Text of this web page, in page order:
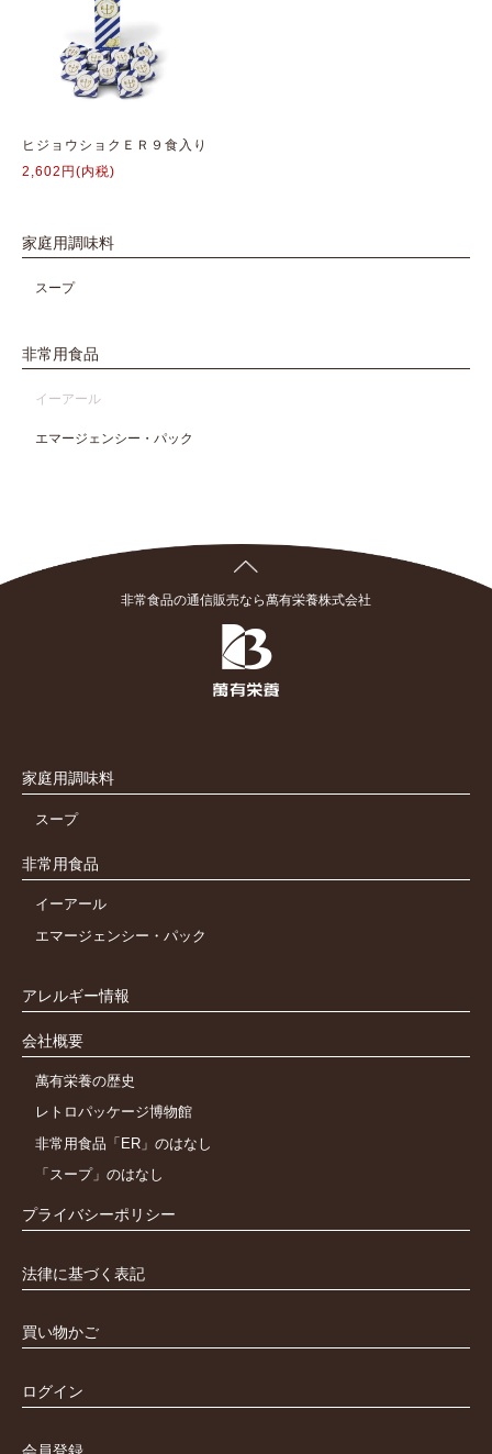
ヒジョウショクＥＲ９食入り
2,602円(内税)
家庭用調味料
スープ
非常用食品
イーアール
エマージェンシー・パック
非常食品の通信販売なら萬有栄養株式会社
家庭用調味料
スープ
非常用食品
イーアール
エマージェンシー・パック
アレルギー情報
会社概要
萬有栄養の歴史
レトロパッケージ博物館
非常用食品「ER」のはなし
「スープ」のはなし
プライバシーポリシー
法律に基づく表記
買い物かご
ログイン
会員登録